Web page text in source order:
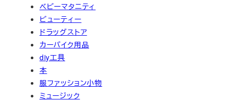
ベビーマタニティ
ビューティー
ドラッグストア
カーバイク用品
diy工具
本
服ファッション小物
ミュージック